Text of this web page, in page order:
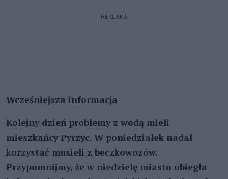
REKLAMA
Wcześniejsza informacja
Kolejny dzień problemy z wodą mieli
mieszkańcy Pyrzyc. W poniedziałek nadal
korzystać musieli z beczkowozów.
Przypomnijmy, że w niedzielę miasto obiegła